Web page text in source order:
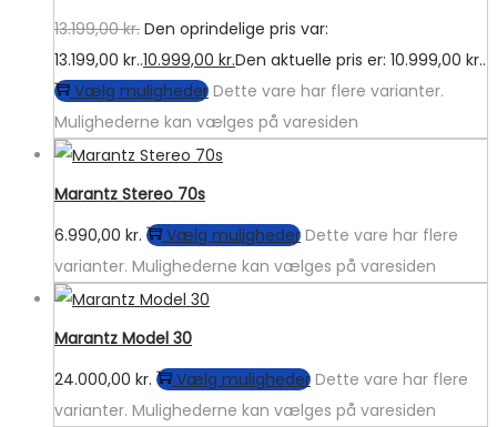
13.199,00kr. Den oprindelige pris var:
13.199,00 kr..10.999,00 kr.Den aktuelle pris er: 10.999,00 kr..
Vælg muligheder Dette vare har flere varianter.
Mulighederne kan vælges på varesiden
Marantz Stereo 70s
6.990,00 kr. Vælg muligheder Dette vare har flere
varianter. Mulighederne kan vælges på varesiden
Marantz Model 30
24.000,00 kr. Vælg muligheder Dette vare har flere
varianter. Mulighederne kan vælges på varesiden